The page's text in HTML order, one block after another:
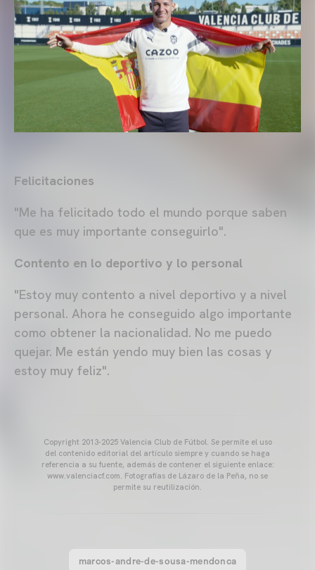
Felicitaciones
"Me ha felicitado todo el mundo porque saben
que es muy importante conseguirlo".
Contento en lo deportivo y lo personal
"Estoy muy contento a nivel deportivo y a nivel
personal. Ahora he conseguido algo importante
como obtener la nacionalidad. No me puedo
quejar. Me están yendo muy bien las cosas y
estoy muy feliz".
Copyright 2013-2025 Valencia Club de Fútbol. Se permite el uso
del contenido editorial del artículo siempre y cuando se haga
referencia a su fuente, además de contener el siguiente enlace:
www.valenciacf.com. Fotografías de Lázaro de la Peña, no se
permite su reutilización.
marcos-andre-de-sousa-mendonca